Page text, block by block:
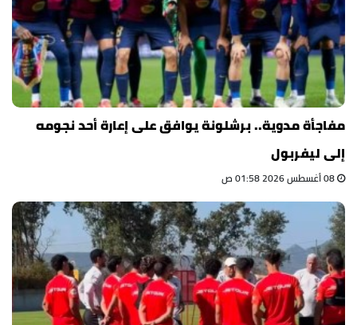
مفاجأة مدوية.. برشلونة يوافق على إعارة أحد نجومه
إلى ليفربول